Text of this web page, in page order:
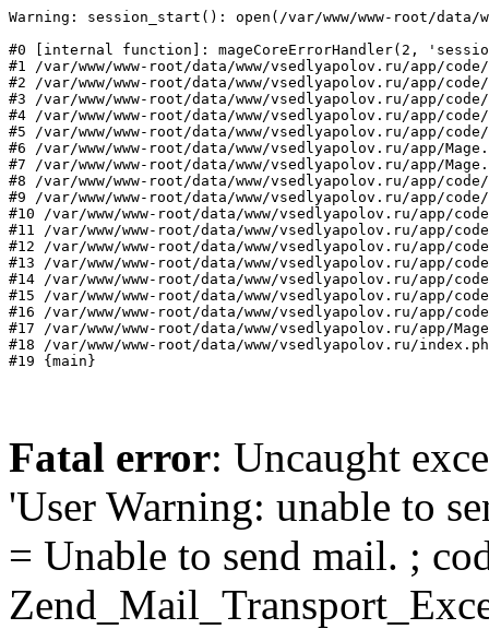
Warning: session_start(): open(/var/www/www-root/data/
#0 [internal function]: mageCoreErrorHandler(2,
#1 /var/www/www-root/data/www/vsedlyapolov.ru/app/
#2 /var/www/www-root/data/www/vsedlyapolov.ru/app/
#3 /var/www/www-root/data/www/vsedlyapolov.ru/app/
#4 /var/www/www-root/data/www/vsedlyapolov.ru/app/
#5 /var/www/www-root/data/www/vsedlyapolov.ru/app/
#6 /var/www/www-root/data/www/vsedlyapolov.ru/app/
#7 /var/www/www-root/data/www/vsedlyapolov.ru/app/
#8 /var/www/www-root/data/www/vsedlyapolov.ru/app/
#9 /var/www/www-root/data/www/vsedlyapolov.ru/app/
#10 /var/www/www-root/data/www/vsedlyapolov.ru/app/
#11 /var/www/www-root/data/www/vsedlyapolov.ru/app/
#12 /var/www/www-root/data/www/vsedlyapolov.ru/app/
#13 /var/www/www-root/data/www/vsedlyapolov.ru/app/
#14 /var/www/www-root/data/www/vsedlyapolov.ru/app/
#15 /var/www/www-root/data/www/vsedlyapolov.ru/app/
#16 /var/www/www-root/data/www/vsedlyapolov.ru/app/
#17 /var/www/www-root/data/www/vsedlyapolov.ru/app/
#18 /var/www/www-root/data/www/vsedlyapolov.ru/
#19 {main}
Fatal error: Uncaught
'User Warning: unable to
= Unable to send mail. ;